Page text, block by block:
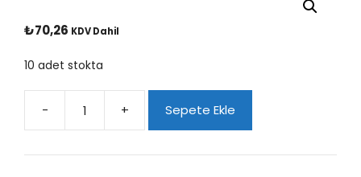
₺70,26 KDV Dahil
10 adet stokta
-
Günlük
Yaşama
Davranışsal
+ Sepete Ekle